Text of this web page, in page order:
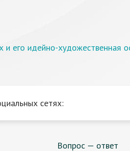
и его идейно-художественная
сетях:
Вопрос — ответ